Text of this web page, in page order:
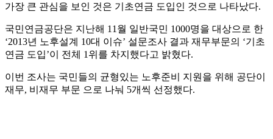
가장 큰 관심을 보인 것은 기초연금 도입인 것으로 나타났다.
국민연금공단은 지난해 11월 일반국민 1000명을 대상으로 한
‘2013년 노후설계 10대 이슈’ 설문조사 결과 재무부문의 ‘기초
연금 도입’이 전체 1위를 차지했다고 밝혔다.
이번 조사는 국민들의 균형있는 노후준비 지원을 위해 공단이
재무, 비재무 부문 으로 나눠 5개씩 선정했다.